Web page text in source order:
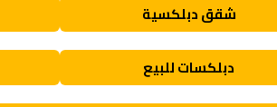
شقق دبلكسية
دبلكسات للبيع